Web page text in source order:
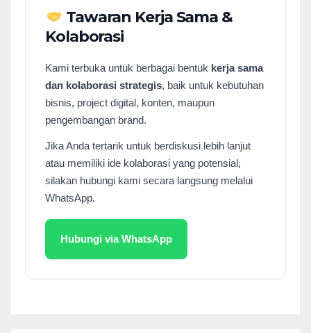
Tawaran Kerja Sama &
Kolaborasi
Kami terbuka untuk berbagai bentuk kerja sama
dan kolaborasi strategis, baik untuk kebutuhan
bisnis, project digital, konten, maupun
pengembangan brand.
Jika Anda tertarik untuk berdiskusi lebih lanjut
atau memiliki ide kolaborasi yang potensial,
silakan hubungi kami secara langsung melalui
WhatsApp.
Hubungi via WhatsApp